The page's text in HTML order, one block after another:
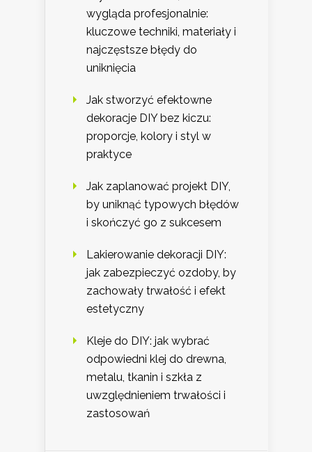
wygląda profesjonalnie:
kluczowe techniki, materiały i
najczęstsze błędy do
uniknięcia
Jak stworzyć efektowne
dekoracje DIY bez kiczu:
proporcje, kolory i styl w
praktyce
Jak zaplanować projekt DIY,
by uniknąć typowych błędów
i skończyć go z sukcesem
Lakierowanie dekoracji DIY:
jak zabezpieczyć ozdoby, by
zachowały trwałość i efekt
estetyczny
Kleje do DIY: jak wybrać
odpowiedni klej do drewna,
metalu, tkanin i szkła z
uwzględnieniem trwałości i
zastosowań